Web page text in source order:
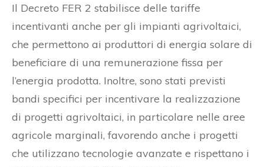
Il Decreto FER 2 stabilisce delle tariffe
incentivanti anche per gli impianti agrivoltaici,
che permettono ai produttori di energia solare di
beneficiare di una remunerazione fissa per
l’energia prodotta. Inoltre, sono stati previsti
bandi specifici per incentivare la realizzazione
di progetti agrivoltaici, in particolare nelle aree
agricole marginali, favorendo anche i progetti
che utilizzano tecnologie avanzate e rispettano i